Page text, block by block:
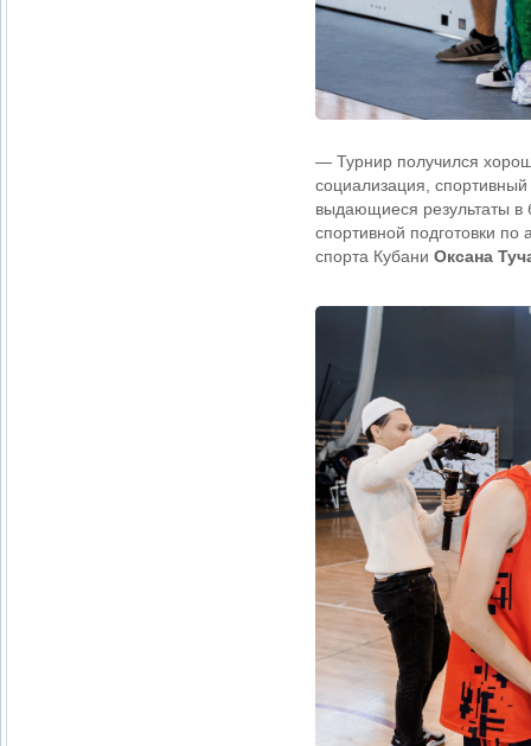
— Турнир получился
социализация,
выдающиеся результаты в
спортивной подготовки
спорта Кубани Оксана